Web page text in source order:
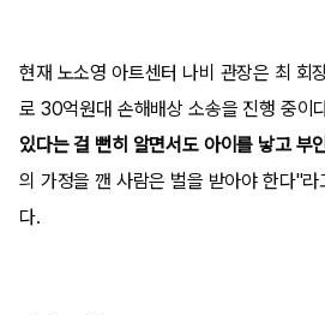
현재 노소영 아트센터 나비 관장은 최 회
로 30억원대 손해배상 소송을 진행 중이
있다는 걸 뻔히 알면서도 아이를 낳고 부
의 가정을 깬 사람은 벌을 받아야 한다"
다.